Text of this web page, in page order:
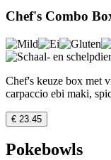
Chef's Combo
Chef's keuze box met
carpaccio ebi maki,
€ 23.45
Pokebowls